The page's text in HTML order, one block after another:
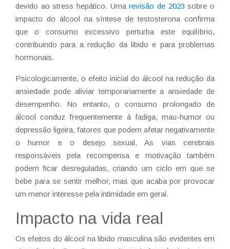
devido ao stress hepático. Umarevisão de 2023 sobre o
impacto do álcool na síntese de testosterona confirma
que o consumo excessivo perturba este equilíbrio,
contribuindo para a redução da libido e para problemas
hormonais.
Psicologicamente, o efeito inicial do álcool na redução da
ansiedade pode aliviar temporariamente a ansiedade de
desempenho. No entanto, o consumo prolongado de
álcool conduz frequentemente à fadiga, mau-humor ou
depressão ligeira, fatores que podem afetar negativamente
o humor e o desejo sexual. As vias cerebrais
responsáveis pela recompensa e motivação também
podem ficar desreguladas, criando um ciclo em que se
bebe para se sentir melhor, mas que acaba por provocar
um menor interesse pela intimidade em geral.
Impacto na vida real
Os efeitos do álcool na libido masculina são evidentes em